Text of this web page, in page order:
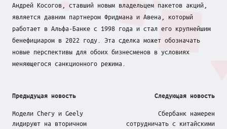
Андрей Косогов, ставший новым владельцем пакетов акций,
является давним партнером Фридмана и Авена, который
работает в Альфа-Банке с 1998 года и стал его крупнейшим
бенефициаром в 2022 году. Эта сделка может обозначать
новые перспективы для обоих бизнесменов в условиях
меняющегося санкционного режима.
Post
navigation
Предыдущая новость
Модели Chery и Geely
лидируют на вторичном
Следующая новость
Сбербанк намерен
сотрудничать с китайскими